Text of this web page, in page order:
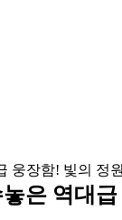
은 역대